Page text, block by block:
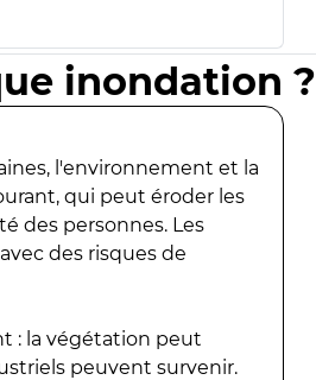
inondation ?
l'environnement et la
qui peut éroder les
des personnes. Les
des risques de
: la végétation peut
peuvent survenir.